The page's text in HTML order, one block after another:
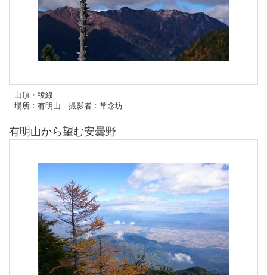
山頂・稜線
場所：有明山 撮影者：常念坊
有明山から望む安曇野